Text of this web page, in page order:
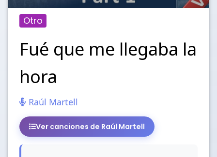
Otro
Fué que me llegaba la
hora
Raúl Martell
Ver canciones de Raúl Martell